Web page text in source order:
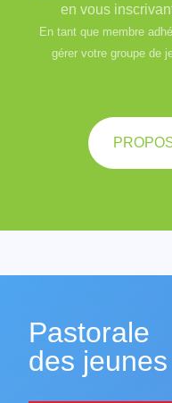
en vous
En tant que membre
gérer votre groupe de
Pastorale
des jeunes